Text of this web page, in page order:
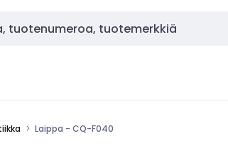
Laippa - CQ-F040